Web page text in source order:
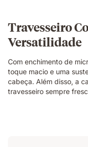
Travesseiro
Versatilidade
Com enchimento de
toque macio e uma
cabeça. Além disso, a
travesseiro sempre